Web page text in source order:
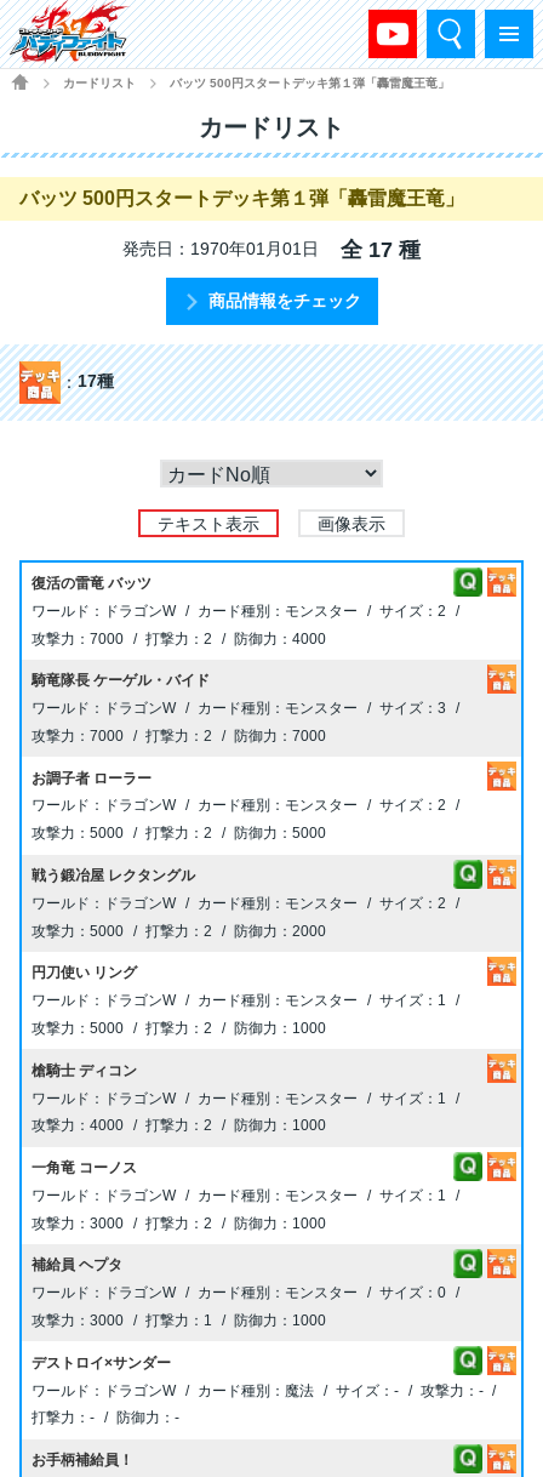
メニュー
検索
HOME
カードリスト バッツ 500円スタートデッキ第１弾「轟雷魔王竜」
カードリスト
バッツ 500円スタートデッキ第１弾「轟雷魔王竜」
発売日：1970年01月01日 全 17 種
商品情報をチェック
17種
テキスト表示 画像表示
復活の雷竜 バッツ
ドラゴンW
モンスター
2
7000
2 4000
騎竜隊長 ケーゲル・バイド
ドラゴンW
モンスター
3
7000
2 7000
お調子者 ローラー
ドラゴンW
モンスター
2
5000
2 5000
戦う鍛冶屋 レクタングル
ドラゴンW
モンスター
2
5000
2 2000
円刀使い リング
ドラゴンW
モンスター
1
5000
2 1000
槍騎士 ディコン
ドラゴンW
モンスター
1
4000
2 1000
一角竜 コーノス
ドラゴンW
モンスター
1
3000
2 1000
補給員 ヘプタ
ドラゴンW
モンスター
0
3000
1 1000
デストロイ×サンダー
ドラゴンW
魔法 -
-
-
-
お手柄補給員！